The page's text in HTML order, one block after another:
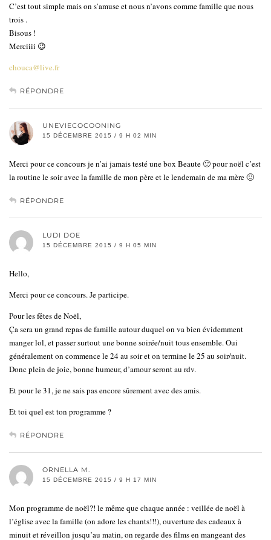
C’est tout simple mais on s’amuse et nous n’avons comme famille que nous
trois .
Bisous !
Merciiii 😉
chouca@live.fr
RÉPONDRE
UNEVIECOCOONING
15 DÉCEMBRE 2015 / 9 H 02 MIN
Merci pour ce concours je n’ai jamais testé une box Beaute 🙂 pour noël c’est
la routine le soir avec la famille de mon père et le lendemain de ma mère 🙂
RÉPONDRE
LUDI DOE
15 DÉCEMBRE 2015 / 9 H 05 MIN
Hello,
Merci pour ce concours. Je participe.
Pour les fêtes de Noël,
Ça sera un grand repas de famille autour duquel on va bien évidemment
manger lol, et passer surtout une bonne soirée/nuit tous ensemble. Oui
généralement on commence le 24 au soir et on termine le 25 au soir/nuit.
Donc plein de joie, bonne humeur, d’amour seront au rdv.
Et pour le 31, je ne sais pas encore sûrement avec des amis.
Et toi quel est ton programme ?
RÉPONDRE
ORNELLA M.
15 DÉCEMBRE 2015 / 9 H 17 MIN
Mon programme de noël?! le même que chaque année : veillée de noël à
l’église avec la famille (on adore les chants!!!), ouverture des cadeaux à
minuit et réveillon jusqu’au matin, on regarde des films en mangeant des